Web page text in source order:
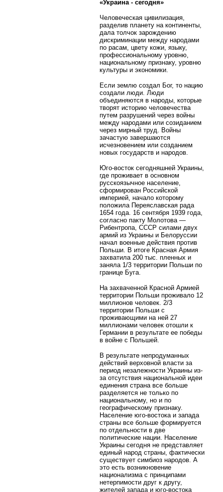
«Украина - сегодня»
Человеческая цивилизация,
разделив планету на континенты,
дала толчок зарождению
дискриминации между народами
по расам, цвету кожи, языку,
профессиональному уровню,
национальному признаку, уровню
культуры и экономики.
Если землю создал Бог, то нацию
создали люди. Люди
объединяются в народы, которые
творят историю человечества
путем разрушений через войны
между народами или созиданием
через мирный труд. Войны
зачастую завершаются
исчезновением или созданием
новых государств и народов.
Юго-восток сегодняшней Украины,
где проживает в основном
русскоязычное население,
сформирован Российской
империей, начало которому
положила Переяславская рада
1654 года. 16 сентября 1939 года,
согласно пакту Молотова —
Рибентропа, СССР силами двух
армий из Украины и Белоруссии
начал военные действия против
Польши. В итоге Красная Армия
захватила 200 тыс. пленных и
заняла 1/3 территории Польши по
границе Буга.
На захваченной Красной Армией
территории Польши проживало 12
миллионов человек. 2/3
территории Польши с
проживающими на ней 27
миллионами человек отошли к
Германии в результате ее победы
в войне с Польшей.
В результате непродуманных
действий верховной власти за
период незалежности Украины из-
за отсутствия национальной идеи
единения страна все больше
разделяется не только по
национальному, но и по
географическому признаку.
Население юго-востока и запада
страны все больше формируется
по отдельности в две
политические нации. Население
Украины сегодня не представляет
единый народ страны, фактически
существует симбиоз народов. А
это есть возникновение
национализма с принципами
нетерпимости друг к другу,
жителей запада и юго-востока